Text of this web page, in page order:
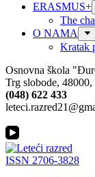
ERASMUS+
The
O NAMA
Kratak
Osnovna škola
Trg slobode,
(048) 622 433
ISSN 2706-3828